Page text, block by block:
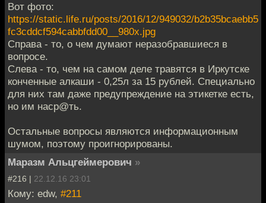
Вот фото:
https://static.life.ru/posts/2016/12/949032/b2b35bcaebb5
fc3cddcf594cabbfdd00__980x.jpg
Справа - то, о чем думают неразобравшиеся в
вопросе.
Слева - то, чем на самом деле травятся в Иркутске
конченные алкаши - 0,25л за 15 рублей. Специально
для них там даже предупреждение на этикетке есть,
но им наср@ть.
Остальные вопросы являются информационным
шумом, поэтому проигнорированы.
Маразм Альцгеймерович »
#216 | 22.12.16 23:01
Кому: edw, #211